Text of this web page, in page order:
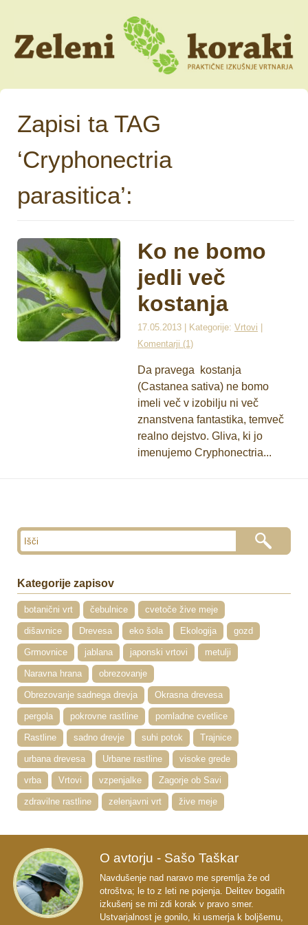
Zapisi ta TAG
‘Cryphonectria
parasitica’:
Ko ne bomo
jedli več
kostanja
17.05.2013 | Kategorije: Vrtovi
Komentarji (1)
Da pravega kostanja
(Castanea sativa) ne bomo
imeli več v izobilju ni več
znanstvena fantastika, temveč
realno dejstvo. Gliva, ki jo
imenujemo Cryphonectria...
Kategorije zapisov
botanični vrt čebulnice cvetoče žive meje
dišavnice Drevesa eko šola Ekologija gozd
Grmovnice jablana japonski vrtovi metulji
Naravna hrana obrezovanje
Obrezovanje sadnega drevja Okrasna drevesa
pergola pokrovne rastline pomladne cvetlice
Rastline sadno drevje suhi potok Trajnice
urbana drevesa Urbane rastline visoke grede
vrba Vrtovi vzpenjalke Zagorje ob Savi
zdravilne rastline zelenjavni vrt žive meje
O avtorju - Sašo Taškar
Navdušenje nad naravo me spremlja že od
otroštva; le to z leti ne pojenja. Delitev bogatih
izkušenj se mi zdi korak v pravo smer.
Ustvarjalnost je gonilo, ki usmerja k boljšemu,